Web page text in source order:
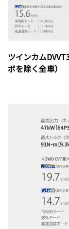
ツインカム
ボを除く全車）